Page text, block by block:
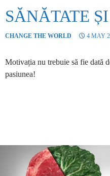
SĂNĂTATE
CHANGE THE WORLD 4 MAY
Motivația nu trebuie să fie dată
pasiunea!